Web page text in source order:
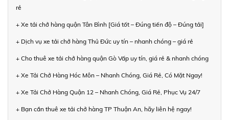
rẻ
+ Xe tải chở hàng quận Tân Bình [Giá tốt – Đúng tiến độ – Đúng tải]
+ Dịch vụ xe tải chở hàng Thủ Đức uy tín – nhanh chóng – giá rẻ
+ Cho thuê xe tải chở hàng quận Gò Vấp uy tín, giá rẻ & nhanh chóng
+ Xe Tải Chở Hàng Hóc Môn – Nhanh Chóng, Giá Rẻ, Có Mặt Ngay!
+ Xe Tải Chở Hàng Quận 12 – Nhanh Chóng, Giá Rẻ, Phục Vụ 24/7
+ Bạn cần thuê xe tải chở hàng TP Thuận An, hãy liên hệ ngay!